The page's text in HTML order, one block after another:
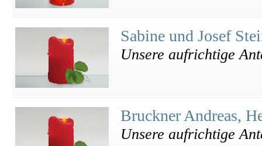
Sabine und Josef
Unsere aufrichtige
Bruckner Andreas,
Unsere aufrichtige